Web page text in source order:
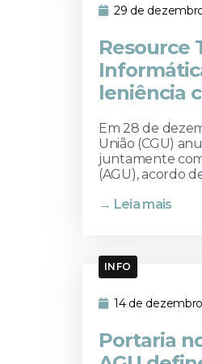
29 de
Resource
leniência
Em 28 de
União (CGU)
juntamente
(AGU), acordo
→ Leia mais
INFO
14 de
Portaria